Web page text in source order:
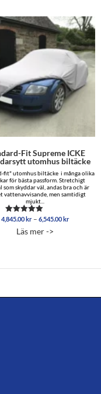
Fit Supreme ICKE
utomhus biltäcke
fit" utomhus biltäcke i många olika
för bästa passform. Stretchigt
som skyddar väl, andas bra och är
vattenavvisande, men samtidigt
mjukt...
Betygsatt
av 5
4,845.00kr – 6,545.00kr
Läs mer ->